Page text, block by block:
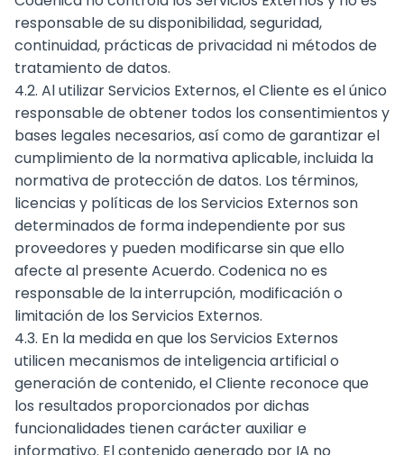
responsable de su disponibilidad, seguridad,
continuidad, prácticas de privacidad ni métodos de
tratamiento de datos.
4.2. Al utilizar Servicios Externos, el Cliente es el único
responsable de obtener todos los consentimientos y
bases legales necesarios, así como de garantizar el
cumplimiento de la normativa aplicable, incluida la
normativa de protección de datos. Los términos,
licencias y políticas de los Servicios Externos son
determinados de forma independiente por sus
proveedores y pueden modificarse sin que ello
afecte al presente Acuerdo. Codenica no es
responsable de la interrupción, modificación o
limitación de los Servicios Externos.
4.3. En la medida en que los Servicios Externos
utilicen mecanismos de inteligencia artificial o
generación de contenido, el Cliente reconoce que
los resultados proporcionados por dichas
funcionalidades tienen carácter auxiliar e